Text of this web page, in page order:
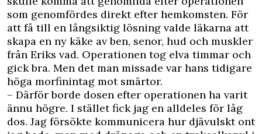
som genomfördes direkt efter hemkomsten. För
att få till en långsiktig lösning valde läkarna att
skapa en ny käke av ben, senor, hud och muskler
från Eriks vad. Operationen tog elva timmar och
gick bra. Men det man missade var hans tidigare
höga morfinintag mot smärtor.
– Därför borde dosen efter operationen ha varit
ännu högre. I stället fick jag en alldeles för låg
dos. Jag försökte kommunicera hur djävulskt ont